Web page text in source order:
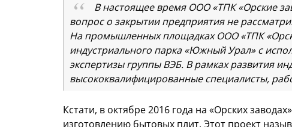
В настоящее время ООО «ТПК «Орские
вопрос о закрытии предприятия не
На промышленных площадках ООО «ТПК
индустриального парка «Южный Урал» с
экспертизы группы ВЭБ. В рамках развития
высококвалифицированные специалисты,
Кстати, в октябре 2016 года на «Орских
изготовлению бытовых плит. Этот проект